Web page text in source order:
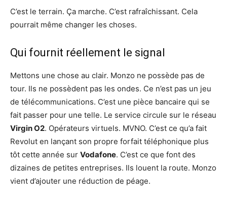
C’est le terrain. Ça marche. C’est rafraîchissant. Cela
pourrait même changer les choses.
Qui fournit réellement le signal
Mettons une chose au clair. Monzo ne possède pas de
tour. Ils ne possèdent pas les ondes. Ce n’est pas un jeu
de télécommunications. C’est une pièce bancaire qui se
fait passer pour une telle. Le service circule sur le réseau
Virgin O2. Opérateurs virtuels. MVNO. C’est ce qu’a fait
Revolut en lançant son propre forfait téléphonique plus
tôt cette année sur Vodafone. C’est ce que font des
dizaines de petites entreprises. Ils louent la route. Monzo
vient d’ajouter une réduction de péage.